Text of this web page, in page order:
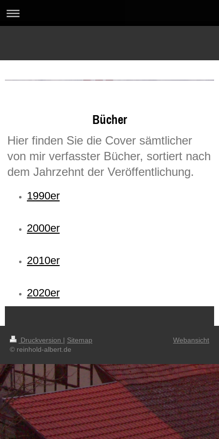
Bücher
Hier finden Sie die Cover sämtlicher
von mir verfasster Bücher, sortiert nach
dem Jahrzehnt der Veröffentlichung.
1990er
2000er
2010er
2020er
Druckversion | Sitemap
© reinhold-albert.de
Webansicht